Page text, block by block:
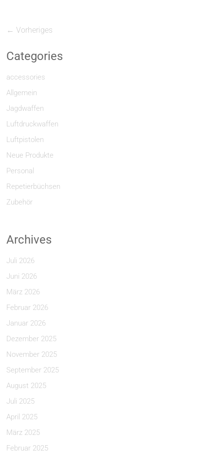
← Vorheriges
Categories
accessories
Allgemein
Jagdwaffen
Luftdruckwaffen
Luftpistolen
Neue Produkte
Personal
Repetierbüchsen
Zubehör
Archives
Juli 2026
Juni 2026
März 2026
Februar 2026
Januar 2026
Dezember 2025
November 2025
September 2025
August 2025
Juli 2025
April 2025
März 2025
Februar 2025